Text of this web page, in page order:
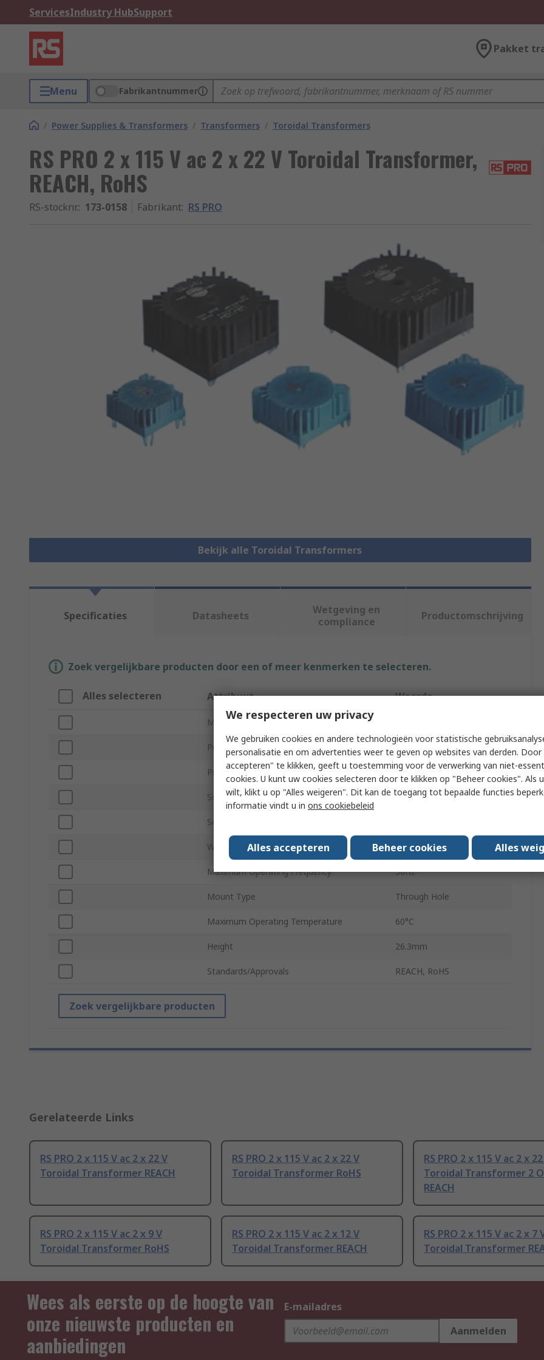
ServicesIndustry HubSupport
Pakket
Menu Fabrikantnummer
/ Power Supplies & Transformers / Transformers / Toroidal Transformers
RS PRO 2 x 115 V ac 2 x 22 V Toroidal Transformer,
REACH, RoHS
RS-stocknr.: 173-0158 Fabrikant: RS PRO
Bekijk alle Toroidal Transformers
Specificaties Datasheets
Wetgeving en
compliance
Productomschrijving
Zoek vergelijkbare producten door een of meer kenmerken te selecteren.
Alles selecteren Attribuut Waarde
Merk
Primary Voltage 2 x 115 V ac
Product Type Toroidal Transformer
Secondary Voltage 2 x 22 V
Secondary Current
Weight 304g
Maximum Operating Frequency 50Hz
Mount Type Through Hole
Maximum Operating Temperature 60°C
Height 26.3mm
Standards/Approvals REACH, RoHS
Zoek vergelijkbare producten
Gerelateerde Links
RS PRO 2 x 115 V ac 2 x 22 V
Toroidal Transformer REACH
RS PRO 2 x 115 V ac 2 x 22 V
Toroidal Transformer RoHS
RS PRO 2 x 115 V ac 2 x
Toroidal Transformer 2
REACH
RS PRO 2 x 115 V ac 2 x 9 V
Toroidal Transformer RoHS
RS PRO 2 x 115 V ac 2 x 12 V
Toroidal Transformer REACH
RS PRO 2 x 115 V ac 2 x 7
Toroidal Transformer
Wees als eerste op de hoogte van
onze nieuwste producten en
aanbiedingen
E-mailadres
Aanmelden
We respecteren uw privacy
We gebruiken cookies en andere technologieën voor statistische
personalisatie en om advertenties weer te geven op websites van derden. Door
accepteren" te klikken, geeft u toestemming voor de verwerking van niet-
cookies. U kunt uw cookies selecteren door te klikken op "Beheer cookies". Als
wilt, klikt u op "Alles weigeren". Dit kan de toegang tot bepaalde functies
informatie vindt u in ons cookiebeleid
Alles accepteren Beheer cookies Alles